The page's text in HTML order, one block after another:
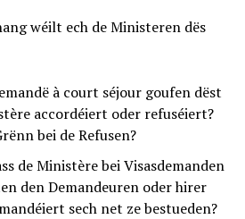
wéilt ech de Ministeren dës
à court séjour goufen dëst
accordéiert oder refuséiert?
bei de Refusen?
de Ministère bei Visasdemanden
den Demandeuren oder hirer
sech net ze bestueden?